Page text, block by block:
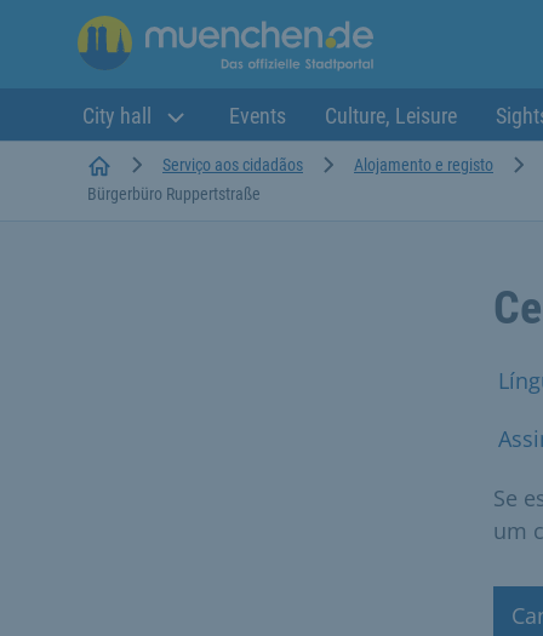
City hall Events Culture, Leisure
StartseiteServiço aos cidadãos Alojamento e registo
Bürgerbüro Ruppertstraße
Se
um